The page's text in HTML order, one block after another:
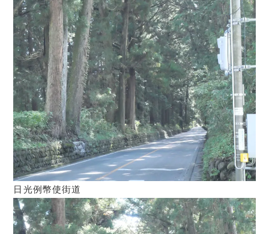
日光例幣使街道